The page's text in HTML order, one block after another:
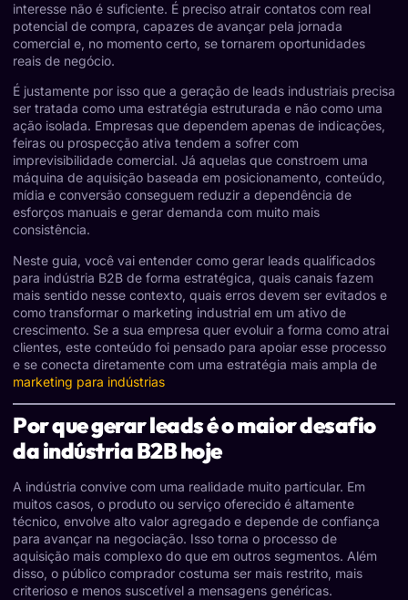
interesse não é suficiente. É preciso atrair contatos com real
potencial de compra, capazes de avançar pela jornada
comercial e, no momento certo, se tornarem oportunidades
reais de negócio.
É justamente por isso que a geração de leads industriais precisa
ser tratada como uma estratégia estruturada e não como uma
ação isolada. Empresas que dependem apenas de indicações,
feiras ou prospecção ativa tendem a sofrer com
imprevisibilidade comercial. Já aquelas que constroem uma
máquina de aquisição baseada em posicionamento, conteúdo,
mídia e conversão conseguem reduzir a dependência de
esforços manuais e gerar demanda com muito mais
consistência.
Neste guia, você vai entender como gerar leads qualificados
para indústria B2B de forma estratégica, quais canais fazem
mais sentido nesse contexto, quais erros devem ser evitados e
como transformar o marketing industrial em um ativo de
crescimento. Se a sua empresa quer evoluir a forma como atrai
clientes, este conteúdo foi pensado para apoiar esse processo
e se conecta diretamente com uma estratégia mais ampla de
marketing para indústrias
Por que gerar leads é o maior desafio
da indústria B2B hoje
A indústria convive com uma realidade muito particular. Em
muitos casos, o produto ou serviço oferecido é altamente
técnico, envolve alto valor agregado e depende de confiança
para avançar na negociação. Isso torna o processo de
aquisição mais complexo do que em outros segmentos. Além
disso, o público comprador costuma ser mais restrito, mais
criterioso e menos suscetível a mensagens genéricas.